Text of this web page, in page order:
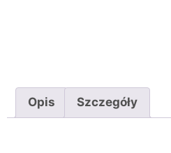
Opis Szczegóły